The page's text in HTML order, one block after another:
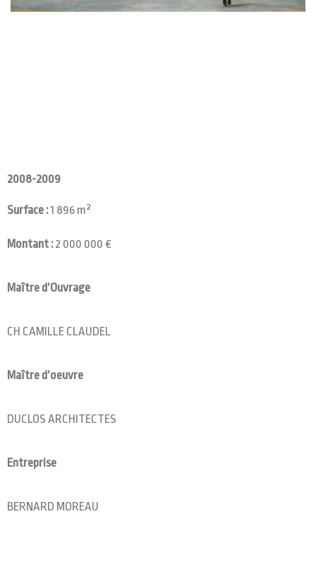
2008-2009
Surface :1 896 m²
Montant :2 000 000 €
Maître d’Ouvrage
CH CAMILLE CLAUDEL
Maître d’oeuvre
DUCLOS ARCHITECTES
Entreprise
BERNARD MOREAU